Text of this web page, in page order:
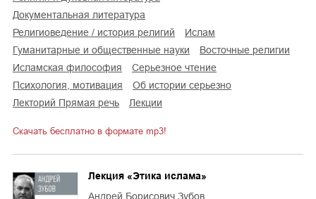
документальная литература
религиоведение / история религий
ислам
гуманитарные и общественные науки
восточные религии
исламская философия
серьезное чтение
психология, мотивация
об истории серьезно
лекторий Прямая речь
лекции
Скачать бесплатно в формате mp3!
Лекция «Этика ислама»
Андрей Борисович Зубов